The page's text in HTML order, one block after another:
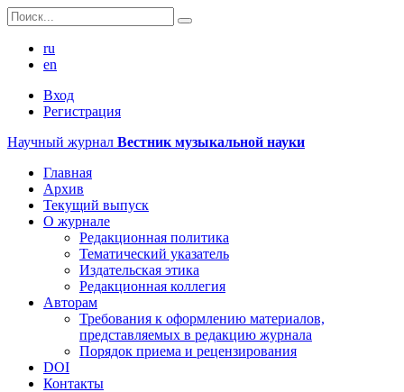
ru
en
Вход
Регистрация
Научный журнал Вестник музыкальной науки
Главная
Архив
Текущий выпуск
О журнале
Редакционная политика
Тематический указатель
Издательская этика
Редакционная коллегия
Авторам
Требования к оформлению материалов,
представляемых в редакцию журнала
Порядок приема и рецензирования
DOI
Контакты